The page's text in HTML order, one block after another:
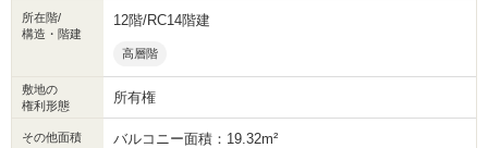
所在階/
構造・階建
12階/RC14階建
高層階
敷地の
権利形態
所有権
その他面積 バルコニー面積：19.32m²